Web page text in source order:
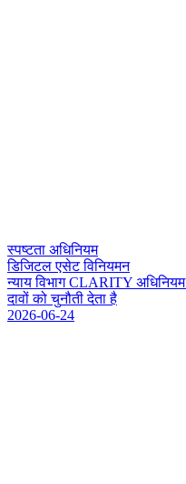
स्पष्टता अधिनियम
डिजिटल एसेट विनियमन
नयय वभग CLARITY अधनयम
दव क चनत दत ह
2026-06-24